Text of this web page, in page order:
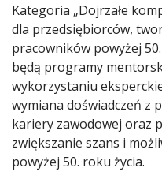
Kategoria „Dojrzałe
dla przedsiębiorców,
pracowników powyżej
będą programy
wykorzystaniu
wymiana doświadczeń z
kariery zawodowej oraz
zwiększanie szans i
powyżej 50. roku życia.